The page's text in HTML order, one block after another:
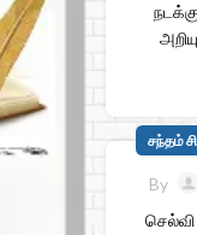
சந்தம்
By